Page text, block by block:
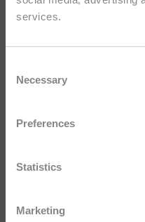
services.
Selection
Necessary
Preferences
Statistics
Marketing